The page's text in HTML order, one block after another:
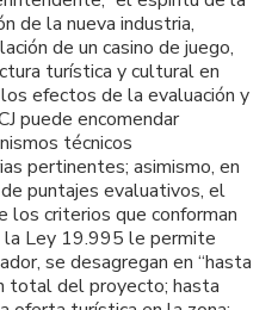
de la nueva industria,
de un casino de juego,
turística y cultural en
los efectos de la evaluación y
puede encomendar
técnicos
pertinentes; asimismo, en
puntajes evaluativos, el
los criterios que conforman
Ley 19.995 le permite
se desagregan en “hasta
total del proyecto; hasta